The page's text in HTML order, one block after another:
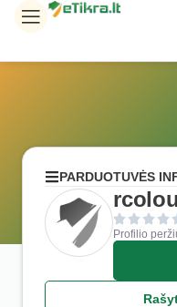
PARDUOTUVĖS
Profilio